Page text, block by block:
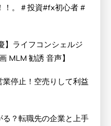
。＃投資#fx初心者 #
】ライフコンシェルジ
MLM 勧誘 音声】
業停止！空売りして利益
？転職先の企業と上手